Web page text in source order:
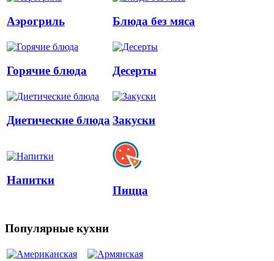
Аэрогриль Блюда без мяса
Горячие блюда Десерты
Диетические блюда Закуски
Напитки
Пицца
Популярные кухни